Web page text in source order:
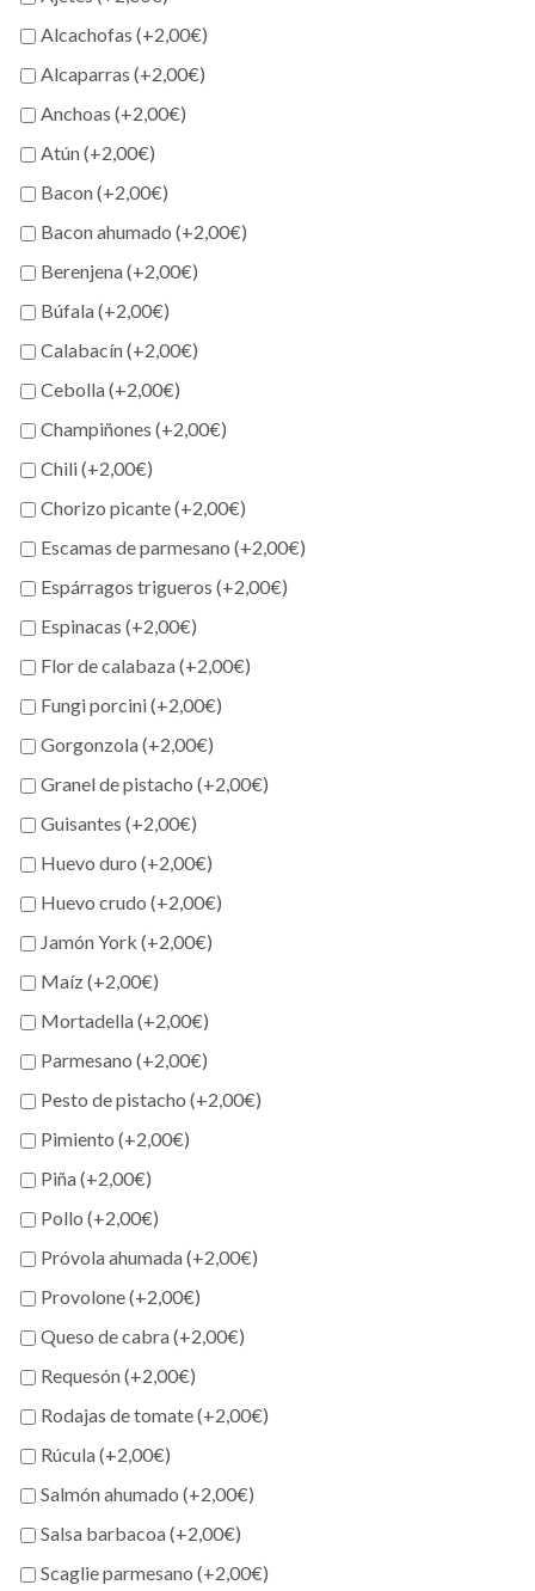
Alcachofas (+2,00€)
Alcaparras (+2,00€)
Anchoas (+2,00€)
Atún (+2,00€)
Bacon (+2,00€)
Bacon ahumado (+2,00€)
Berenjena (+2,00€)
Búfala (+2,00€)
Calabacín (+2,00€)
Cebolla (+2,00€)
Champiñones (+2,00€)
Chili (+2,00€)
Chorizo picante (+2,00€)
Escamas de parmesano (+2,00€)
Espárragos trigueros (+2,00€)
Espinacas (+2,00€)
Flor de calabaza (+2,00€)
Fungi porcini (+2,00€)
Gorgonzola (+2,00€)
Granel de pistacho (+2,00€)
Guisantes (+2,00€)
Huevo duro (+2,00€)
Huevo crudo (+2,00€)
Jamón York (+2,00€)
Maíz (+2,00€)
Mortadella (+2,00€)
Parmesano (+2,00€)
Pesto de pistacho (+2,00€)
Pimiento (+2,00€)
Piña (+2,00€)
Pollo (+2,00€)
Próvola ahumada (+2,00€)
Provolone (+2,00€)
Queso de cabra (+2,00€)
Requesón (+2,00€)
Rodajas de tomate (+2,00€)
Rúcula (+2,00€)
Salmón ahumado (+2,00€)
Salsa barbacoa (+2,00€)
Scaglie parmesano (+2,00€)